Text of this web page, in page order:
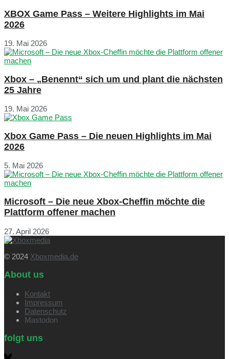
XBOX Game Pass – Weitere Highlights im Mai
2026
19. Mai 2026
Xbox – „Benennt“ sich um und plant die nächsten
25 Jahre
19. Mai 2026
Xbox Game Pass – Die neuen Highlights im Mai
2026
5. Mai 2026
Microsoft – Die neue Xbox-Cheffin möchte die
Plattform offener machen
27. April 2026
© 2024 Xboxmedia.de
About us
Kontakt
Impressum
Datenschutz
Mastodon
folgt uns